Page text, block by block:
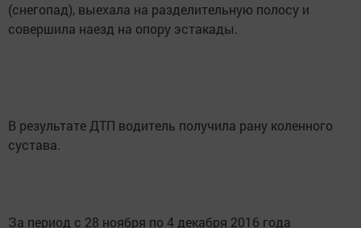
(снегопад), выехала на разделительную полосу и
совершила наезд на опору эстакады.
В результате ДТП водитель получила рану коленного
сустава.
За период с 28 ноября по 4 декабря 2016 года